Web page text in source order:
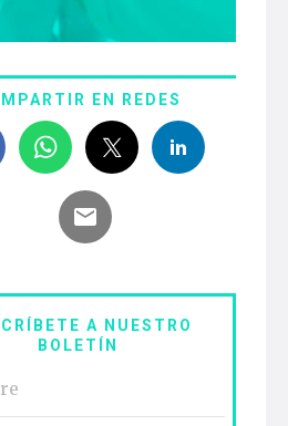
EN REDES
A NUESTRO
BOLETÍN